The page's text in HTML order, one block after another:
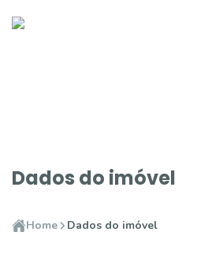
Dados do imóvel
Home Dados do imóvel